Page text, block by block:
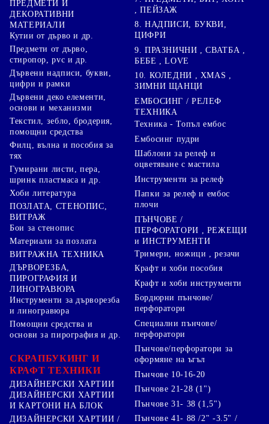
ПРЕДМЕТИ И
ДЕКОРАТИВНИ
МАТЕРИАЛИ
Кутии от дърво и др.
Предмети от дърво,
стиропор, pvc и др.
Дървени надписи, букви,
цифри и рамки
Дървени деко елементи,
основи и механизми
Текстил, зебло, бродерия,
помощни средства
Филц, вълна и пособия за
тях
Гумирани листи, пера,
шринк пластмаса и др.
Хоби литература
ПОЗЛАТА, СТЕНОПИС,
ВИТРАЖ
Бои за стенопис
Материали за позлата
ВИТРАЖНА ТЕХНИКА
ДЪРВОРЕЗБА,
ПИРОГРАФИЯ И
ЛИНОГРАВЮРА
Инструменти за дърворезба
и линогравюра
Помощни средства и
основи за пирография и др.
СКРАПБУКИНГ И
КРАФТ ТЕХНИКИ
ДИЗАЙНЕРСКИ ХАРТИИ
ДИЗАЙНЕРСКИ ХАРТИИ
И КАРТОНИ НА БЛОК
ДИЗАЙНЕРСКИ ХАРТИИ /
, ПЕЙЗАЖ
8. НАДПИСИ, БУКВИ,
ЦИФРИ
9. ПРАЗНИЧНИ , СВАТБА ,
БЕБЕ , LOVE
10. КОЛЕДНИ , XMAS ,
ЗИМНИ ЩАНЦИ
ЕМБОСИНГ / РЕЛЕФ
ТЕХНИКА
Техника - Топъл ембос
Ембосинг пудри
Шаблони за релеф и
оцветяване с мастила
Инструменти за релеф
Папки за релеф и ембос
плочи
ПЪНЧОВЕ /
ПЕРФОРАТОРИ , РЕЖЕЩИ
и ИНСТРУМЕНТИ
Тримери, ножици , резачи
Крафт и хоби пособия
Крафт и хоби инструменти
Бордюрни пънчове/
перфоратори
Специални пънчове/
перфоратори
Пънчове/перфоратори за
оформяне на ъгъл
Пънчове 10-16-20
Пънчове 21-28 (1")
Пънчове 31- 38 (1,5")
Пънчове 41- 88 /2" -3.5" /